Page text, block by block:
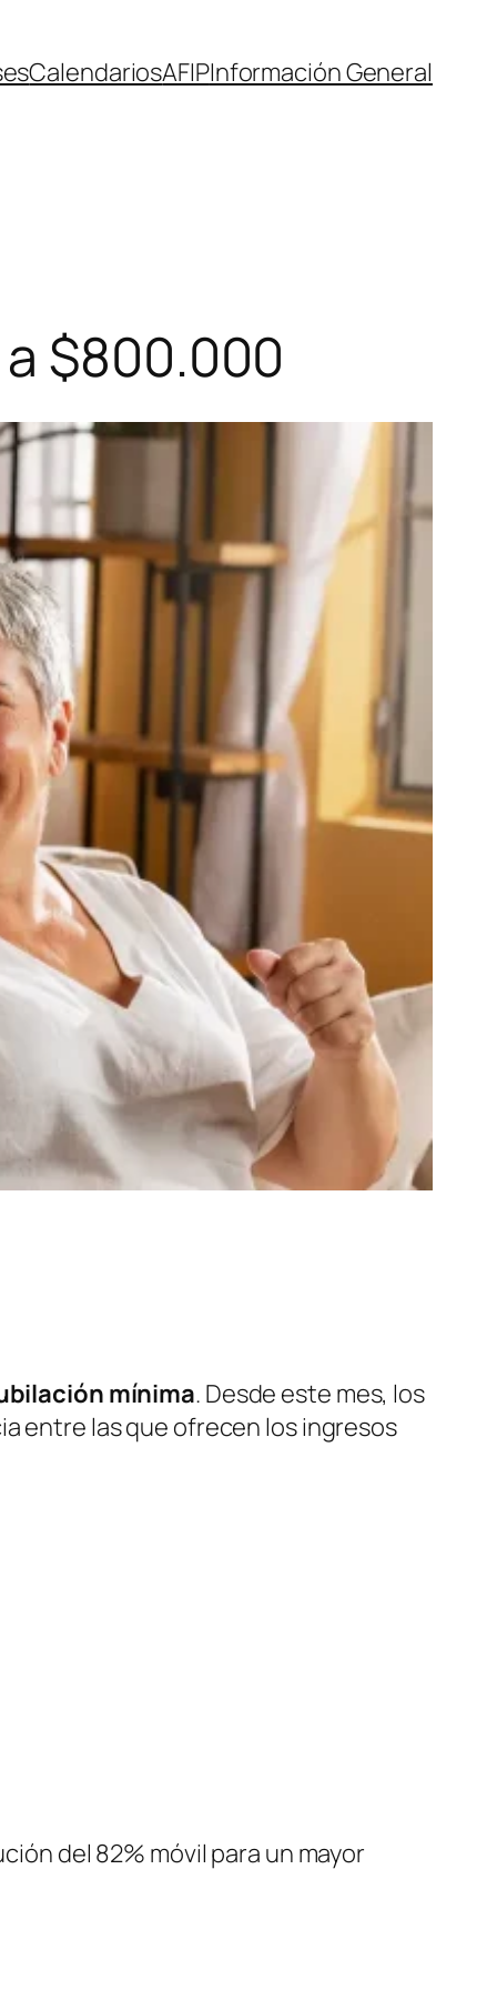
CalendariosAFIPInformación General
$800.000
mínima. Desde este mes, los
entre las que ofrecen los ingresos
del 82% móvil para un mayor